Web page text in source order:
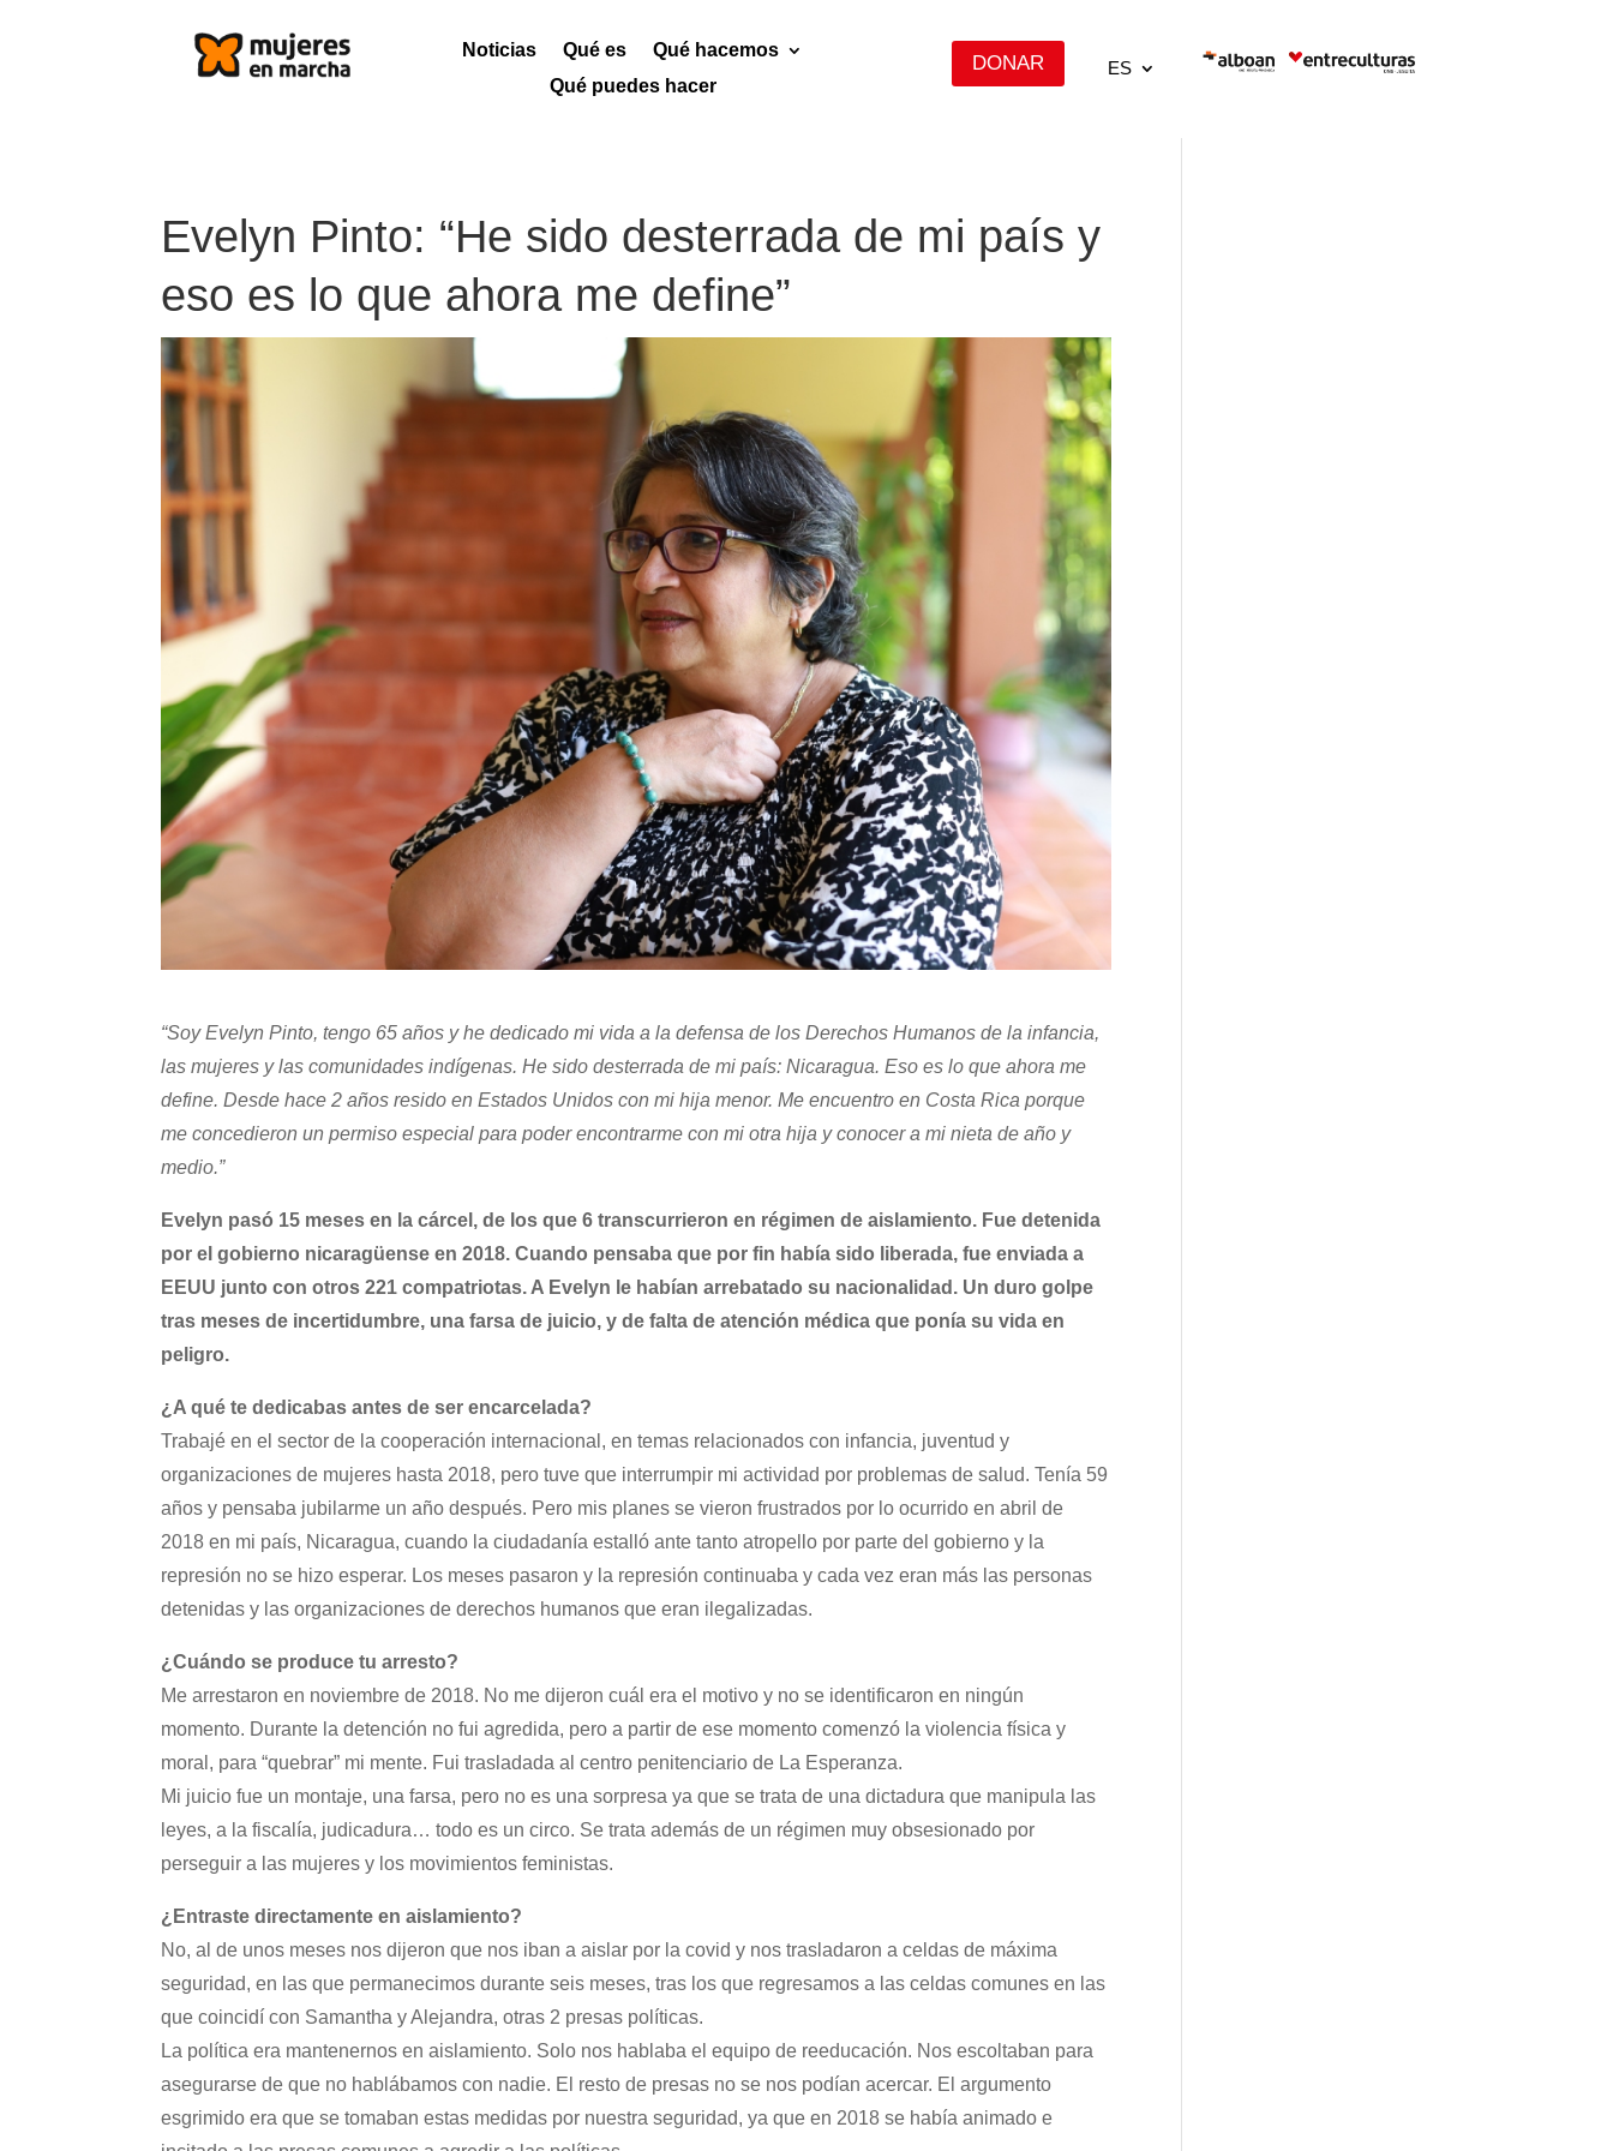
Noticias Qué es
Qué hacemos
Qué puedes hacer
DONAR ES
Evelyn Pinto: “He sido desterrada de mi país y
eso es lo que ahora me define”
“Soy Evelyn Pinto, tengo 65 años y he dedicado mi vida a la defensa de los Derechos Humanos de la infancia,
las mujeres y las comunidades indígenas. He sido desterrada de mi país: Nicaragua. Eso es lo que ahora me
define. Desde hace 2 años resido en Estados Unidos con mi hija menor. Me encuentro en Costa Rica porque
me concedieron un permiso especial para poder encontrarme con mi otra hija y conocer a mi nieta de año y
medio.”
Evelyn pasó 15 meses en la cárcel, de los que 6 transcurrieron en régimen de aislamiento. Fue detenida
por el gobierno nicaragüense en 2018. Cuando pensaba que por fin había sido liberada, fue enviada a
EEUU junto con otros 221 compatriotas. A Evelyn le habían arrebatado su nacionalidad. Un duro golpe
tras meses de incertidumbre, una farsa de juicio, y de falta de atención médica que ponía su vida en
peligro.
¿A qué te dedicabas antes de ser encarcelada?
Trabajé en el sector de la cooperación internacional, en temas relacionados con infancia, juventud y
organizaciones de mujeres hasta 2018, pero tuve que interrumpir mi actividad por problemas de salud. Tenía 59
años y pensaba jubilarme un año después. Pero mis planes se vieron frustrados por lo ocurrido en abril de
2018 en mi país, Nicaragua, cuando la ciudadanía estalló ante tanto atropello por parte del gobierno y la
represión no se hizo esperar. Los meses pasaron y la represión continuaba y cada vez eran más las personas
detenidas y las organizaciones de derechos humanos que eran ilegalizadas.
¿Cuándo se produce tu arresto?
Me arrestaron en noviembre de 2018. No me dijeron cuál era el motivo y no se identificaron en ningún
momento. Durante la detención no fui agredida, pero a partir de ese momento comenzó la violencia física y
moral, para “quebrar” mi mente. Fui trasladada al centro penitenciario de La Esperanza.
Mi juicio fue un montaje, una farsa, pero no es una sorpresa ya que se trata de una dictadura que manipula las
leyes, a la fiscalía, judicadura… todo es un circo. Se trata además de un régimen muy obsesionado por
perseguir a las mujeres y los movimientos feministas.
¿Entraste directamente en aislamiento?
No, al de unos meses nos dijeron que nos iban a aislar por la covid y nos trasladaron a celdas de máxima
seguridad, en las que permanecimos durante seis meses, tras los que regresamos a las celdas comunes en las
que coincidí con Samantha y Alejandra, otras 2 presas políticas.
La política era mantenernos en aislamiento. Solo nos hablaba el equipo de reeducación. Nos escoltaban para
asegurarse de que no hablábamos con nadie. El resto de presas no se nos podían acercar. El argumento
esgrimido era que se tomaban estas medidas por nuestra seguridad, ya que en 2018 se había animado e